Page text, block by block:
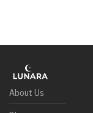
About Us